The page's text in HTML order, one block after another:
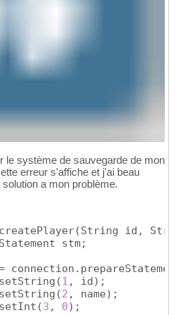
le système de sauvegarde de mon
erreur s'affiche et j'ai beau
a mon problème.
(String id,
stm;
(1 , id) ;
(2 , name) ;
(3 , 0) ;